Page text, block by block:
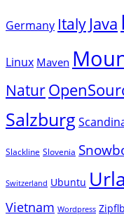
Germany Italy Java
Linux Maven
Natur
Salzburg
Slackline Slovenia
Switzerland Ubuntu
Vietnam Wordpress